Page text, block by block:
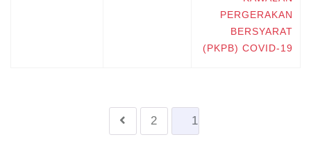
PERGERAKAN
BERSYARAT
(PKPB) COVID-19
1
2